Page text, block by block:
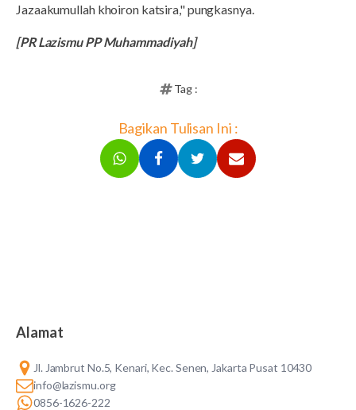
Jazaakumullah khoiron katsira," pungkasnya.
[PR Lazismu PP Muhammadiyah]
Tag :
Bagikan Tulisan Ini :
Alamat
Jl. Jambrut No.5, Kenari, Kec. Senen, Jakarta Pusat 10430
info@lazismu.org
0856-1626-222